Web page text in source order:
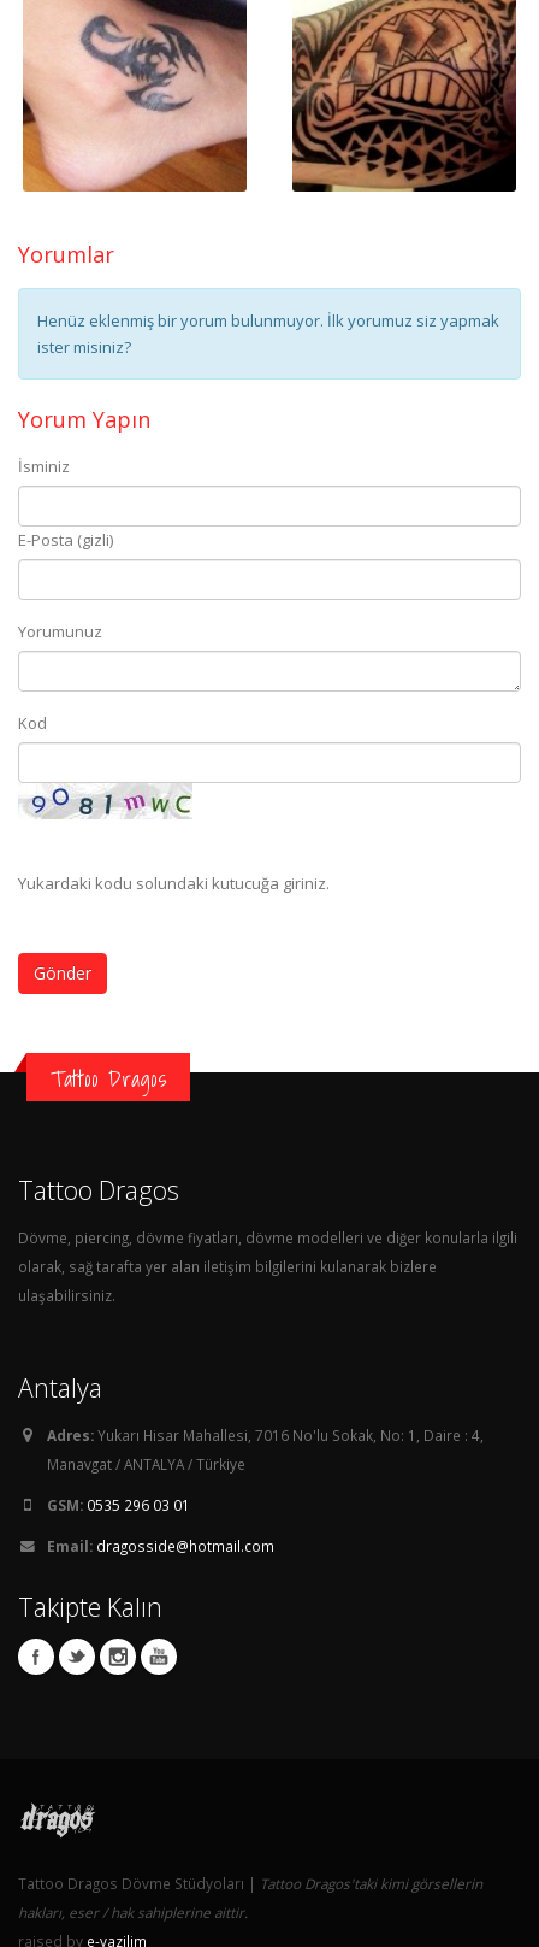
Yorumlar
Henüz eklenmiş bir yorum bulunmuyor. İlk yorumuz siz yapmak
ister misiniz?
Yorum Yapın
İsminiz
E-Posta (gizli)
Yorumunuz
Kod
Yukardaki kodu solundaki kutucuğa giriniz.
Gönder
Tattoo Dragos
Tattoo Dragos
Dövme, piercing, dövme fiyatları, dövme modelleri ve diğer konularla ilgili
olarak, sağ tarafta yer alan iletişim bilgilerini kulanarak bizlere
ulaşabilirsiniz.
Antalya
Adres:Yukarı Hisar Mahallesi, 7016 No'lu Sokak, No: 1, Daire : 4,
Manavgat / ANTALYA / Türkiye
GSM: 0535 296 03 01
Email: dragosside@hotmail.com
Takipte Kalın
Tattoo Dragos Dövme Stüdyoları | Tattoo Dragos'taki kimi görsellerin
hakları, eser / hak sahiplerine aittir.
raised by e-yazilim